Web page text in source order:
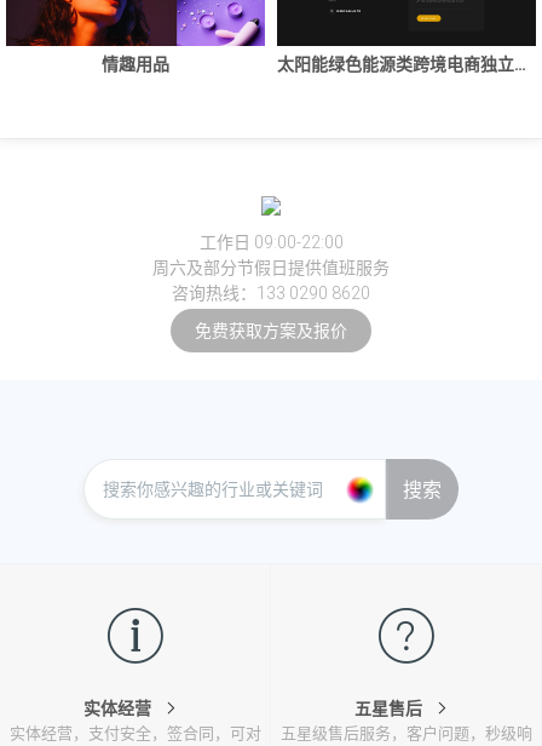
情趣用品 太阳能绿色能源类跨境电商独立站商城网站建设制作
工作日 09:00-22:00
周六及部分节假日提供值班服务
咨询热线：133 0290 8620
免费获取方案及报价
搜索
实体经营
实体经营，支付安全，签合同，可对
五星售后
五星级售后服务，客户问题，秒级响